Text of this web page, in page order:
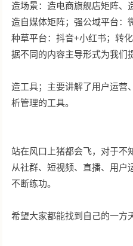
造场景：造电商旗舰店矩阵、
造自媒体矩阵；强公域平台：
种草平台：抖音+小红书；转
据不同的内容主导形式为我们
造工具；主要讲解了用户运营
析管理的工具。
站在风口上猪都会飞，对于不
从社群、短视频、直播、用户
不断练功。
希望大家都能找到自己的一方